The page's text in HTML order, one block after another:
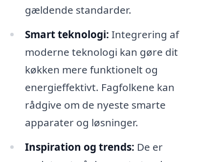
gældende standarder.
Smart teknologi: Integrering af
moderne teknologi kan gøre dit
køkken mere funktionelt og
energieffektivt. Fagfolkene kan
rådgive om de nyeste smarte
apparater og løsninger.
Inspiration og trends: De er